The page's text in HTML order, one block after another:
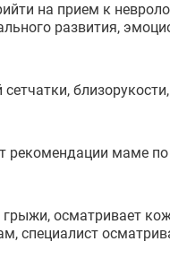
на прием к
развития,
рекомендации маме
осматривает
специалист